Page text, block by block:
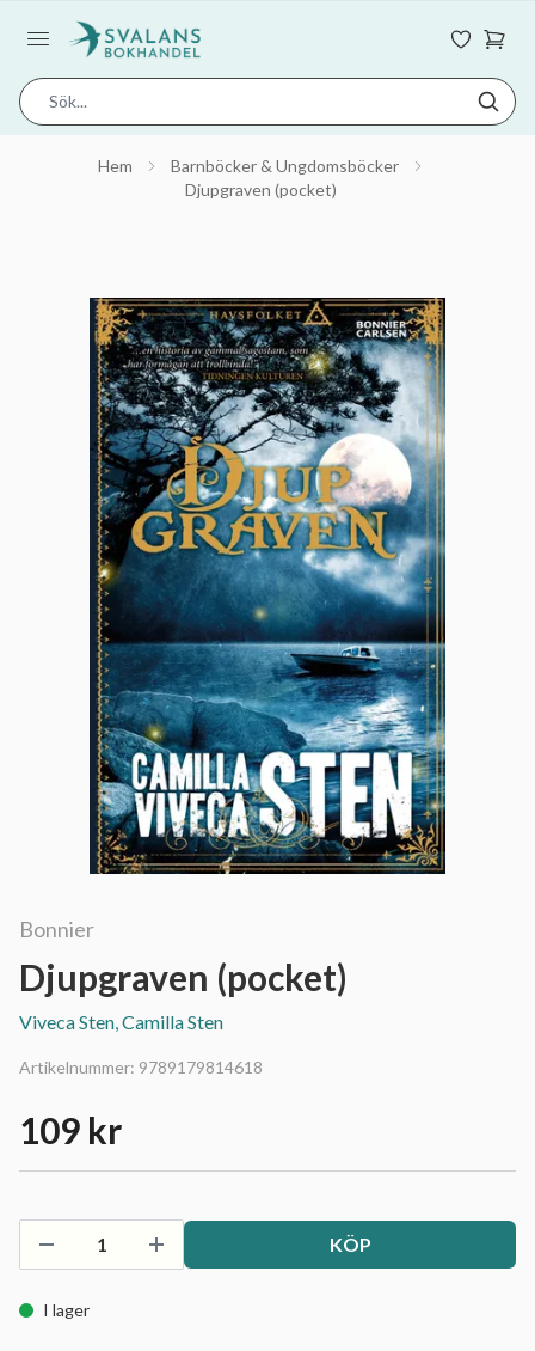
Hem
Barnböcker & Ungdomsböcker
Djupgraven (pocket)
Bonnier
Djupgraven (pocket)
Viveca Sten, Camilla Sten
Artikelnummer: 9789179814618
109 kr
KÖP
I lager